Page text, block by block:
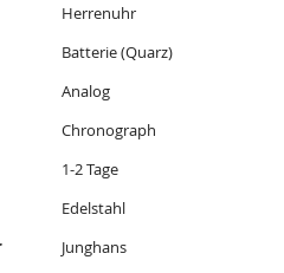
Herrenuhr
Batterie (Quarz)
Analog
Chronograph
1-2 Tage
Edelstahl
Junghans